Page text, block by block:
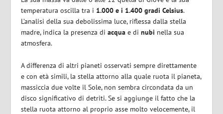
temperatura oscilla tra i 1.000 e i 1.400 gradi Celsius.
L’analisi della sua debolissima luce, riflessa dalla stella
madre, indica la presenza diacqua e dinubi nella sua
atmosfera.
A differenza di altri pianeti osservati sempre direttamente
e con età simili, la stella attorno alla quale ruota il pianeta,
massiccia due volte il Sole, non sembra circondata da un
disco significativo di detriti. Se si aggiunge il fatto che la
stella ruota attorno al proprio asse molto velocemente, il